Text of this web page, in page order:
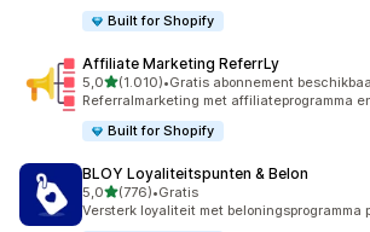
Built for Shopify
Affiliate Marketing ReferrLy
5,0van 5 sterren
(1.010)
1010 recensies in totaal
•Gratis abonnement
Referralmarketing met affiliateprogramma
Built for Shopify
BLOY Loyaliteitspunten & Belon
5,0van 5 sterren
(776)
776 recensies in totaal
•Gratis
Versterk loyaliteit met beloningsprogramma